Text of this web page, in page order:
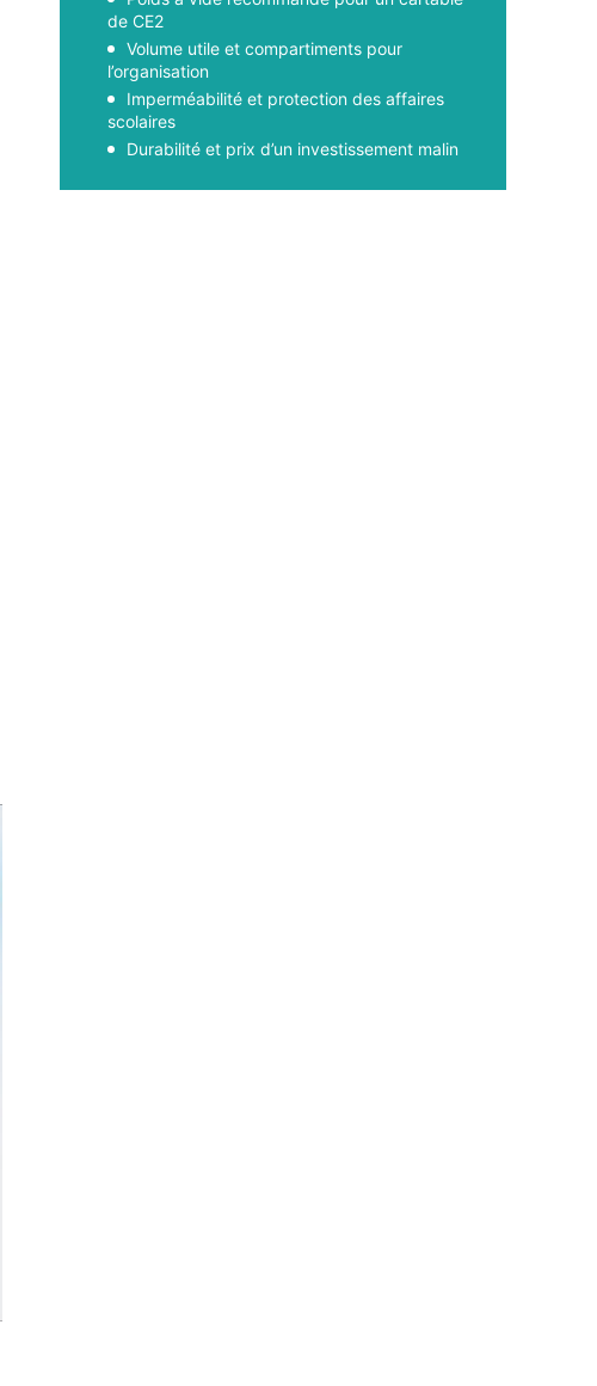
de CE2
Volume utile et compartiments pour
l’organisation
Imperméabilité et protection des affaires
scolaires
Durabilité et prix d’un investissement malin